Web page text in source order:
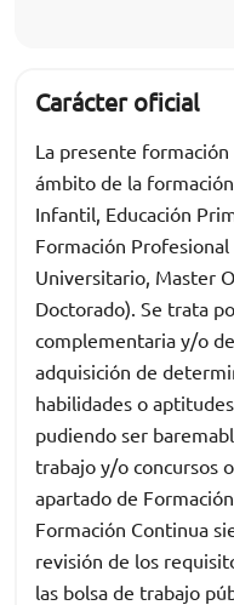
Carácter oficial
La presente
ámbito de la
Infantil, Educación
Formación
Universitario, Master
Doctorado). Se trata
complementaria y/o
adquisición de
habilidades o
pudiendo ser
trabajo y/o concursos
apartado de
Formación Continua
revisión de los
las bolsa de trabajo